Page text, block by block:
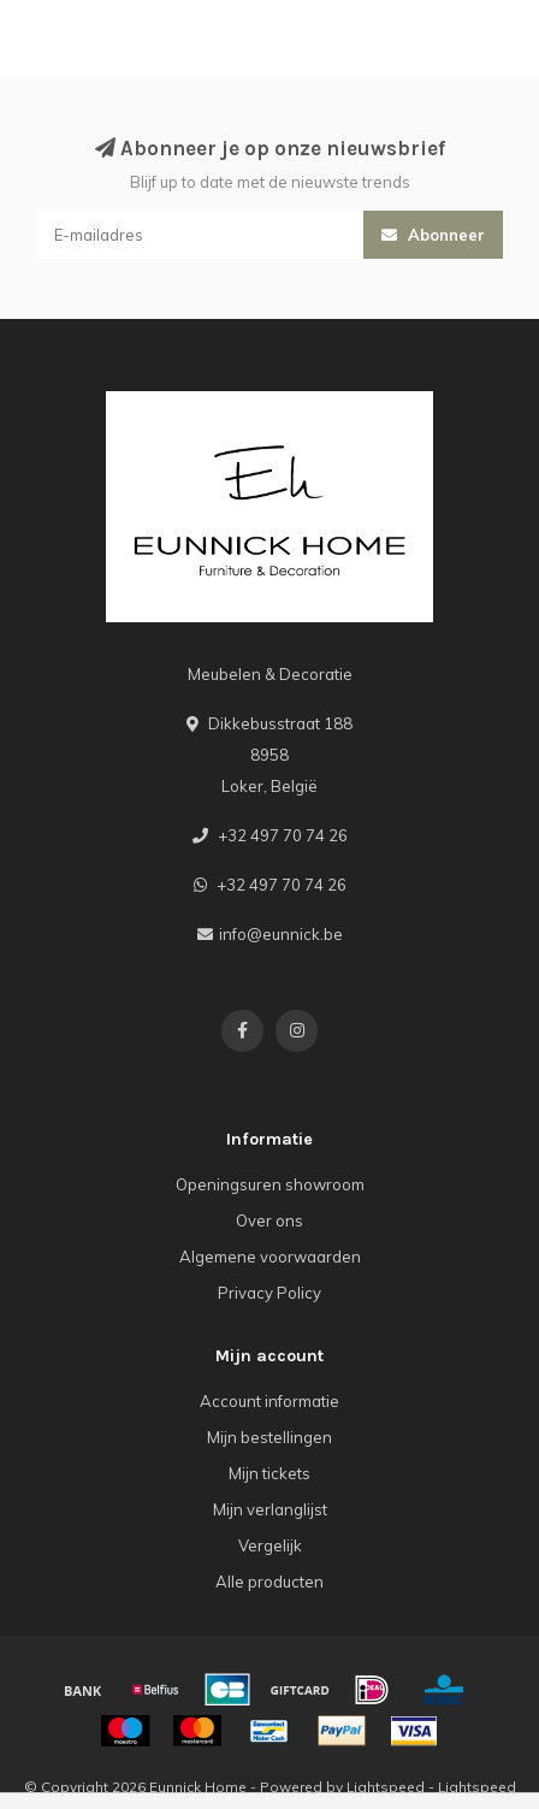
Abonneer je op onze nieuwsbrief
Blijf up to date met de nieuwste trends
Abonneer
Meubelen & Decoratie
Dikkebusstraat 188
8958
Loker, België
+32 497 70 74 26
+32 497 70 74 26
info@eunnick.be
Informatie
Openingsuren showroom
Over ons
Algemene voorwaarden
Privacy Policy
Mijn account
Account informatie
Mijn bestellingen
Mijn tickets
Mijn verlanglijst
Vergelijk
Alle producten
© Copyright 2026 Eunnick Home - Powered by Lightspeed - Lightspeed